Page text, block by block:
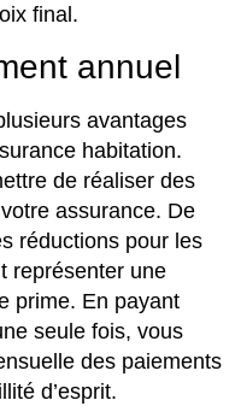
final.
annuel
avantages
habitation.
de réaliser des
assurance. De
réductions pour les
représenter une
prime. En payant
seule fois, vous
des paiements
d’esprit.